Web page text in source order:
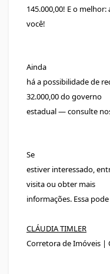
145.000,00! E o
você!
Ainda
há a possibilidade de
32.000,00 do governo
estadual — consulte
Se
estiver interessado,
visita ou obter mais
informações. Essa
CLÁUDIA TIMLER
Corretora de Imóveis |